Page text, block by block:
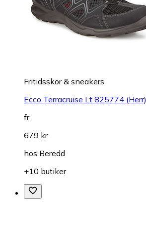
Fritidsskor & sneakers
Ecco Terracruise Lt 825774 (Herr)
fr.
679 kr
hos Beredd
+10 butiker